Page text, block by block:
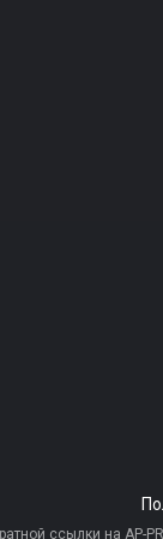
ссылки на AP-